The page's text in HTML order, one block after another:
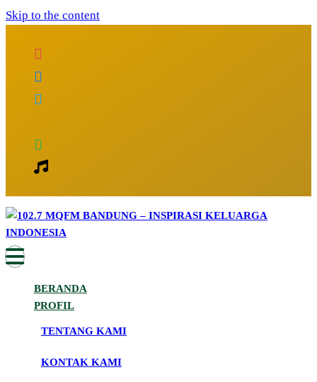
Skip to the content
102.7 MQFM Bandung – Inspirasi
Keluarga Indonesia
Inspirasi Keluarga Indonesia
BERANDA
PROFIL
TENTANG KAMI
KONTAK KAMI